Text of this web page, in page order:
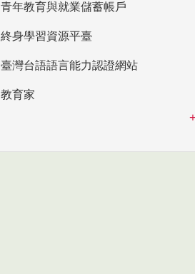
青年教育與就業儲蓄帳戶
終身學習資源平臺
臺灣台語語言能力認證網站
教育家